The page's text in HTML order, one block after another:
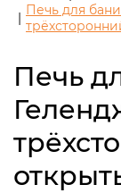
Печь для
Печь